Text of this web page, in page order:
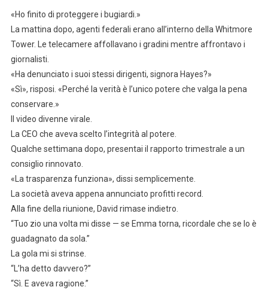
«Ho finito di proteggere i bugiardi.»
La mattina dopo, agenti federali erano all’interno della Whitmore
Tower. Le telecamere affollavano i gradini mentre affrontavo i
giornalisti.
«Ha denunciato i suoi stessi dirigenti, signora Hayes?»
«Sì», risposi. «Perché la verità è l’unico potere che valga la pena
conservare.»
Il video divenne virale.
La CEO che aveva scelto l’integrità al potere.
Qualche settimana dopo, presentai il rapporto trimestrale a un
consiglio rinnovato.
«La trasparenza funziona», dissi semplicemente.
La società aveva appena annunciato profitti record.
Alla fine della riunione, David rimase indietro.
“Tuo zio una volta mi disse — se Emma torna, ricordale che se lo è
guadagnato da sola.”
La gola mi si strinse.
“L’ha detto davvero?”
“Sì. E aveva ragione.”